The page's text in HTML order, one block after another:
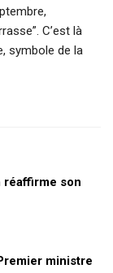
C’est là
symbole de la
réaffirme son
ministre